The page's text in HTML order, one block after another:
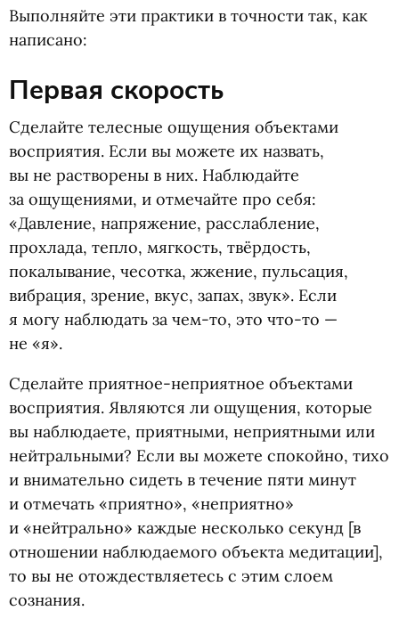
Выполняйте эти практики в точности так, как
написано:
Первая скорость
Сделайте телесные ощущения объектами
восприятия. Если вы можете их назвать,
вы не растворены в них. Наблюдайте
за ощущениями, и отмечайте про себя:
«Давление, напряжение, расслабление,
прохлада, тепло, мягкость, твёрдость,
покалывание, чесотка, жжение, пульсация,
вибрация, зрение, вкус, запах, звук». Если
я могу наблюдать за чем-то, это что-то —
не «я».
Сделайте приятное-неприятное объектами
восприятия. Являются ли ощущения, которые
вы наблюдаете, приятными, неприятными или
нейтральными? Если вы можете спокойно, тихо
и внимательно сидеть в течение пяти минут
и отмечать «приятно», «неприятно»
и «нейтрально» каждые несколько секунд [в
отношении наблюдаемого объекта медитации],
то вы не отождествляетесь с этим слоем
сознания.